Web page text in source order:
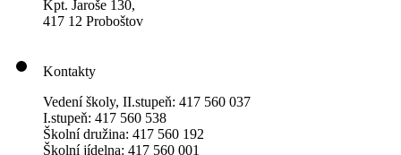
Kpt. Jaroše 130,
417 12 Proboštov
Kontakty
Vedení školy, II.stupeň: 417 560 037
I.stupeň: 417 560 538
Školní družina: 417 560 192
Školní jídelna: 417 560 001